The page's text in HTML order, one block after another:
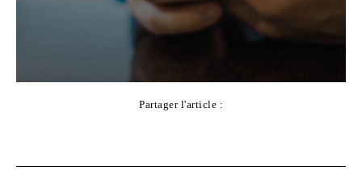
Partager l'article :